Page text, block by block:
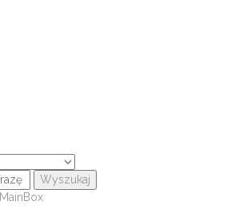
Wyszukaj
MainBox